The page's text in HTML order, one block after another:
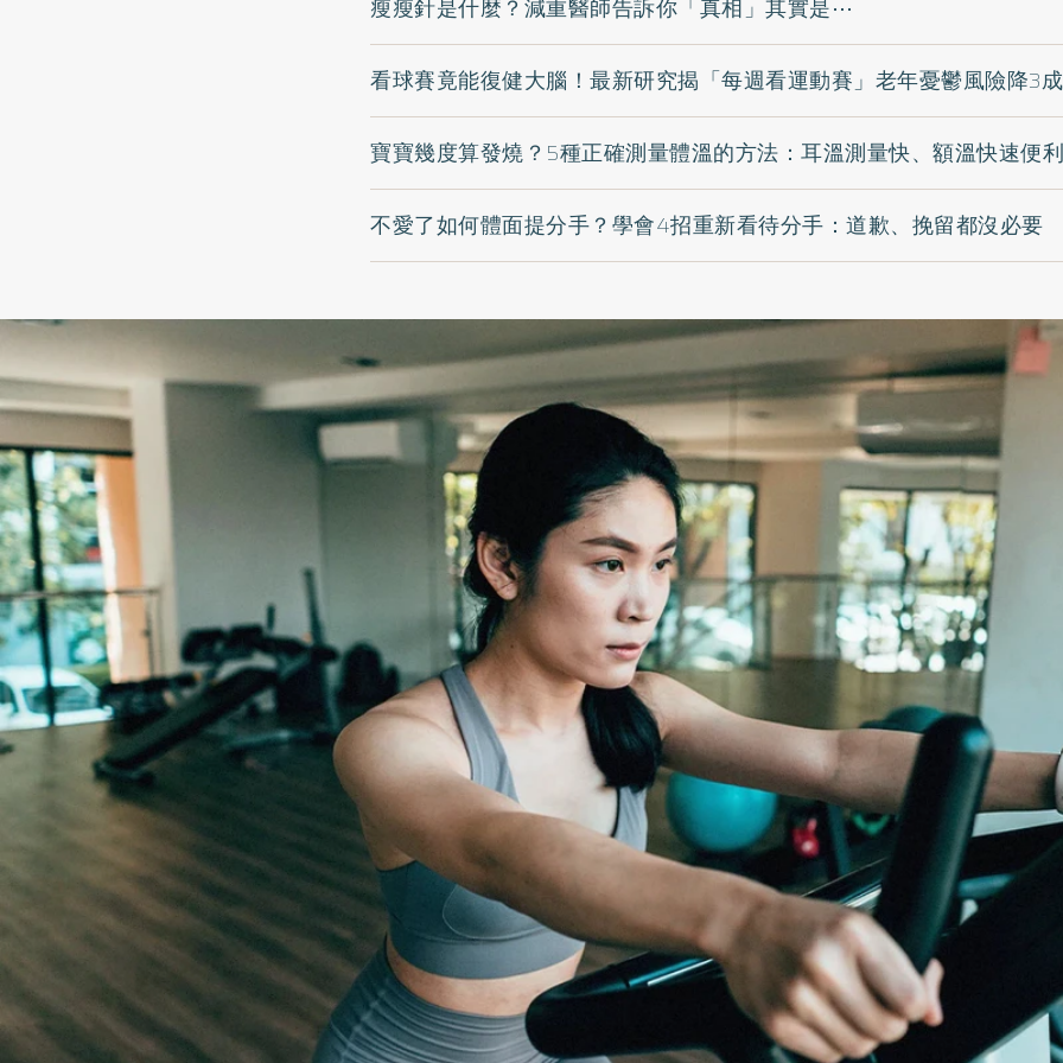
瘦瘦針是什麼？減重醫師告訴你「真相」其實是⋯
看球賽竟能復健大腦！最新研究揭「每週看運動賽」老年憂鬱風險降3成
寶寶幾度算發燒？5種正確測量體溫的方法：耳溫測量快、額溫快速便利
不愛了如何體面提分手？學會4招重新看待分手：道歉、挽留都沒必要